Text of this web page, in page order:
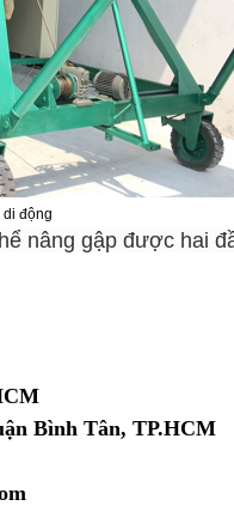
động
nâng gập được hai
Bình Tân, TP.HCM